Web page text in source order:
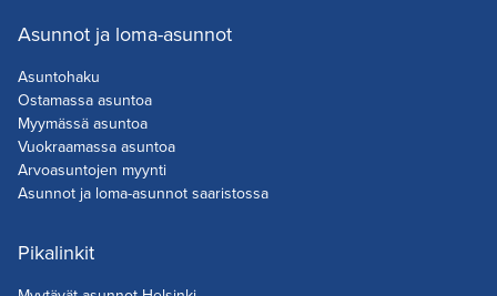
Asunnot ja loma-asunnot
Asuntohaku
Ostamassa asuntoa
Myymässä asuntoa
Vuokraamassa asuntoa
Arvoasuntojen myynti
Asunnot ja loma-asunnot saaristossa
Pikalinkit